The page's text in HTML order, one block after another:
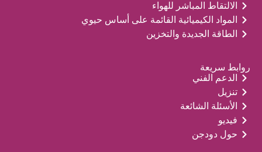
الالتقاط المباشر للهواء
المواد الكيميائية القائمة على أساس حيوي
الطاقة الجديدة والتخزين
روابط سريعة
الدعم الفني
تنزيل
الأسئلة الشائعة
فيديو
حول دودجن